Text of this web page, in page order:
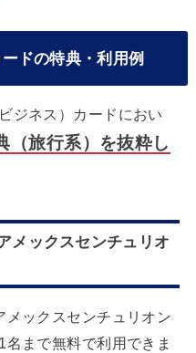
ドの特典・利用例
ジネス）カードにおい
（旅行系）を抜粋し
メックスセンチュリオ
ックスセンチュリオン
まで無料で利用できま